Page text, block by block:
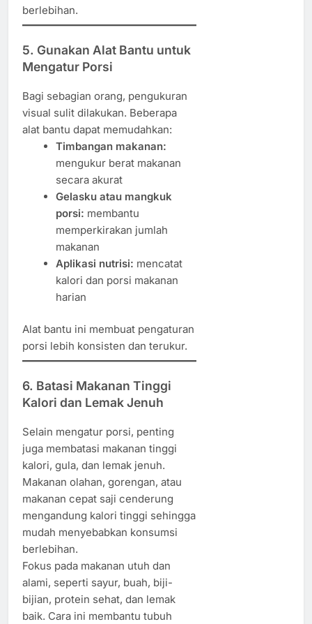
berlebihan.
5. Gunakan Alat Bantu untuk
Mengatur Porsi
Bagi sebagian orang, pengukuran
visual sulit dilakukan. Beberapa
alat bantu dapat memudahkan:
Timbangan makanan:
mengukur berat makanan
secara akurat
Gelasku atau mangkuk
porsi: membantu
memperkirakan jumlah
makanan
Aplikasi nutrisi: mencatat
kalori dan porsi makanan
harian
Alat bantu ini membuat pengaturan
porsi lebih konsisten dan terukur.
6. Batasi Makanan Tinggi
Kalori dan Lemak Jenuh
Selain mengatur porsi, penting
juga membatasi makanan tinggi
kalori, gula, dan lemak jenuh.
Makanan olahan, gorengan, atau
makanan cepat saji cenderung
mengandung kalori tinggi sehingga
mudah menyebabkan konsumsi
berlebihan.
Fokus pada makanan utuh dan
alami, seperti sayur, buah, biji-
bijian, protein sehat, dan lemak
baik. Cara ini membantu tubuh